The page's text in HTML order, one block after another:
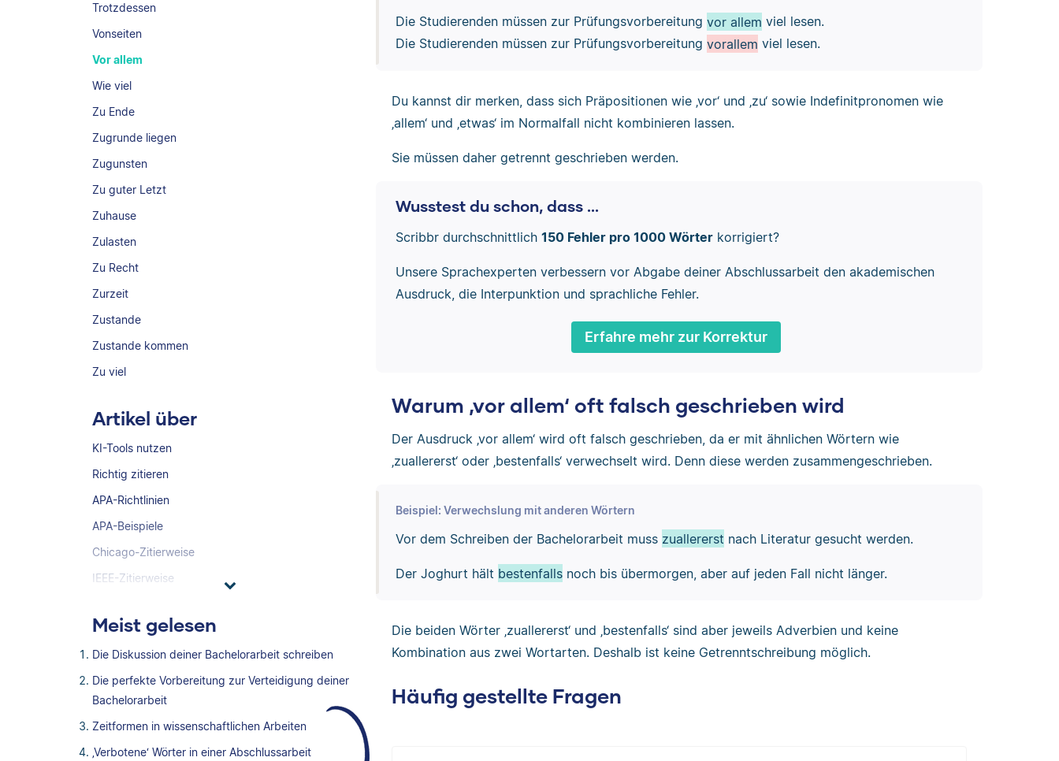
Trotzdessen
Vonseiten
Vor allem
Wie viel
Zu Ende
Zugrunde liegen
Zugunsten
Zu guter Letzt
Zuhause
Zulasten
Zu Recht
Zurzeit
Zustande
Zustande kommen
Zu viel
Artikel über
KI-Tools nutzen
Richtig zitieren
APA-Richtlinien
APA-Beispiele
Chicago-Zitierweise
IEEE-Zitierweise
Meist gelesen
Die Diskussion deiner Bachelorarbeit schreiben
Die perfekte Vorbereitung zur Verteidigung deiner
Bachelorarbeit
Zeitformen in wissenschaftlichen Arbeiten
‚Verbotene‘ Wörter in einer Abschlussarbeit
Die Studierenden müssen zur Prüfungsvorbereitung vor allem viel lesen.
Die Studierenden müssen zur Prüfungsvorbereitung vorallem viel lesen.
Du kannst dir merken, dass sich Präpositionen wie ‚vor‘ und ‚zu‘ sowie Indefinitpronomen wie
‚allem‘ und ‚etwas‘ im Normalfall nicht kombinieren lassen.
Sie müssen daher getrennt geschrieben werden.
Wusstest du schon, dass ...
Scribbr durchschnittlich 150 Fehler pro 1000 Wörterkorrigiert?
Unsere Sprachexperten verbessern vor Abgabe deiner Abschlussarbeit den akademischen
Ausdruck, die Interpunktion und sprachliche Fehler.
Erfahre mehr zur Korrektur
Warum ‚vor allem‘ oft falsch geschrieben wird
Der Ausdruck ‚vor allem‘ wird oft falsch geschrieben, da er mit ähnlichen Wörtern wie
‚zuallererst‘ oder ‚bestenfalls‘ verwechselt wird. Denn diese werden zusammengeschrieben.
Beispiel: Verwechslung mit anderen Wörtern
Vor dem Schreiben der Bachelorarbeit muss zuallererst nach Literatur gesucht werden.
Der Joghurt hält bestenfallsnoch bis übermorgen, aber auf jeden Fall nicht länger.
Die beiden Wörter ‚zuallererst‘ und ‚bestenfalls‘ sind aber jeweils Adverbien und keine
Kombination aus zwei Wortarten. Deshalb ist keine Getrenntschreibung möglich.
Häufig gestellte Fragen